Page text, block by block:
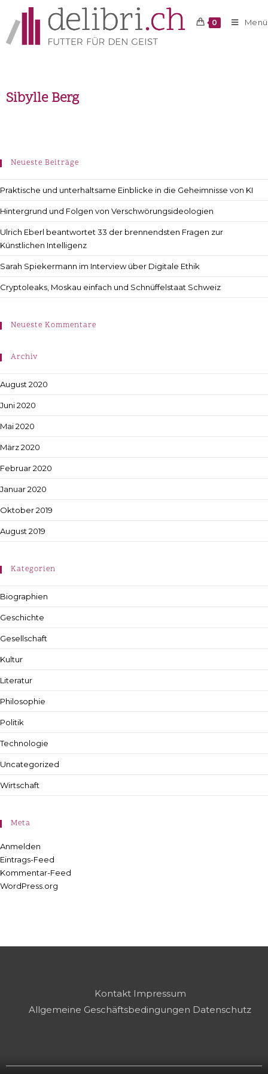
0 Menü
Sibylle Berg
Neueste Beiträge
Praktische und unterhaltsame Einblicke in die Geheimnisse von KI
Hintergrund und Folgen von Verschwörungsideologien
Ulrich Eberl beantwortet 33 der brennendsten Fragen zur
Künstlichen Intelligenz
Sarah Spiekermann im Interview über Digitale Ethik
Cryptoleaks, Moskau einfach und Schnüffelstaat Schweiz
Neueste Kommentare
Archiv
August 2020
Juni 2020
Mai 2020
März 2020
Februar 2020
Januar 2020
Oktober 2019
August 2019
Kategorien
Biographien
Geschichte
Gesellschaft
Kultur
Literatur
Philosophie
Politik
Technologie
Uncategorized
Wirtschaft
Meta
Anmelden
Eintrags-Feed
Kommentar-Feed
WordPress.org
Kontakt Impressum
Allgemeine Geschäftsbedingungen Datenschutz